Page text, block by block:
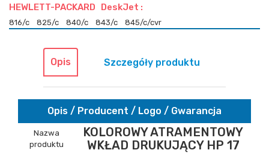
HEWLETT-PACKARD DeskJet :
816/c 825/c 840/c 843/c 845/c/cvr
Opis Szczegóły produktu
Opis / Producent / Logo / Gwarancja
Nazwa
produktu
KOLOROWY ATRAMENTOWY
WKŁAD DRUKUJĄCY HP 17